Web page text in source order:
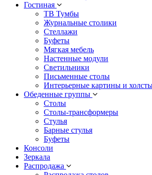
Гостиная
ТВ Тумбы
Журнальные столики
Стеллажи
Буфеты
Мягкая мебель
Настенные модули
Светильники
Письменные столы
Интерьерные картины и
Обеденные группы
Столы
Столы-трансформеры
Стулья
Барные стулья
Буфеты
Консоли
Зеркала
Распродажа